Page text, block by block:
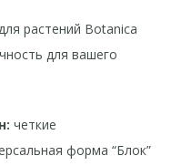
растений Botanica
для вашего
четкие
форма “Блок”